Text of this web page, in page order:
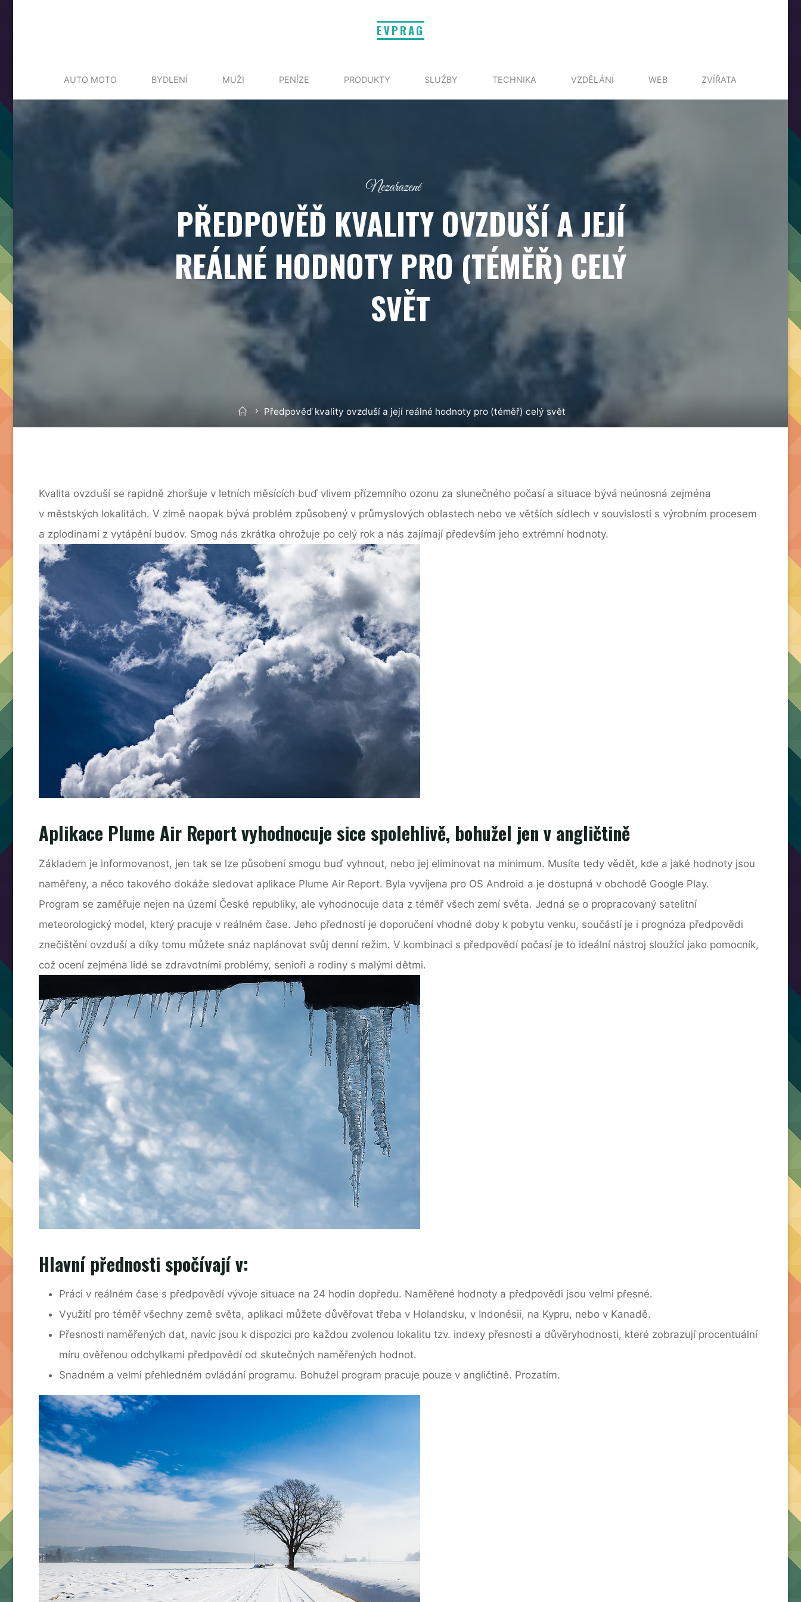
EVPRAG
Skip
AUTO MOTO BYDLENÍ MUŽI PENÍZE PRODUKTY SLUŽBY TECHNIKA VZDĚLÁNÍ WEB ZVÍŘATA
Nezařazené
PŘEDPOVĚĎ KVALITY OVZDUŠÍ A JEJÍ
REÁLNÉ HODNOTY PRO (TÉMĚŘ) CELÝ
SVĚT
HomePředpověď kvality ovzduší a její reálné hodnoty pro (téměř) celý svět
Kvalita ovzduší se rapidně zhoršuje v letních měsících buď vlivem přízemního ozonu za slunečného počasí a situace bývá neúnosná zejména
v městských lokalitách. V zimě naopak bývá problém způsobený v průmyslových oblastech nebo ve větších sídlech v souvislosti s výrobním procesem
a zplodinami z vytápění budov. Smog nás zkrátka ohrožuje po celý rok a nás zajímají především jeho extrémní hodnoty.
Aplikace Plume Air Report vyhodnocuje sice spolehlivě, bohužel jen v angličtině
Základem je informovanost, jen tak se lze působení smogu buď vyhnout, nebo jej eliminovat na minimum. Musíte tedy vědět, kde a jaké hodnoty jsou
naměřeny, a něco takového dokáže sledovat aplikace Plume Air Report. Byla vyvíjena pro OS Android a je dostupná v obchodě Google Play.
Program se zaměřuje nejen na území České republiky, ale vyhodnocuje data z téměř všech zemí světa. Jedná se o propracovaný satelitní
meteorologický model, který pracuje v reálném čase. Jeho předností je doporučení vhodné doby k pobytu venku, součástí je i prognóza předpovědi
znečištění ovzduší a díky tomu můžete snáz naplánovat svůj denní režim. V kombinaci s předpovědí počasí je to ideální nástroj sloužící jako pomocník,
což ocení zejména lidé se zdravotními problémy, senioři a rodiny s malými dětmi.
Hlavní přednosti spočívají v:
Práci v reálném čase s předpovědí vývoje situace na 24 hodin dopředu. Naměřené hodnoty a předpovědi jsou velmi přesné.
Využití pro téměř všechny země světa, aplikaci můžete důvěřovat třeba v Holandsku, v Indonésii, na Kypru, nebo v Kanadě.
Přesnosti naměřených dat, navíc jsou k dispozici pro každou zvolenou lokalitu tzv. indexy přesnosti a důvěryhodnosti, které zobrazují procentuální
míru ověřenou odchylkami předpovědí od skutečných naměřených hodnot.
Snadném a velmi přehledném ovládání programu. Bohužel program pracuje pouze v angličtině. Prozatím.